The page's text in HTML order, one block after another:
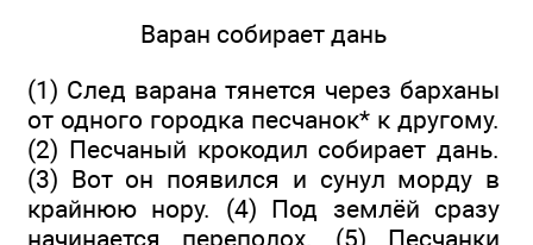
Варан собирает дань
(1) След варана тянется через барханы
от одного городка песчанок* к другому.
(2) Песчаный крокодил собирает дань.
(3) Вот он появился и сунул морду в
крайнюю нору. (4) Под землёй сразу
начинается переполох. (5) Песчанки